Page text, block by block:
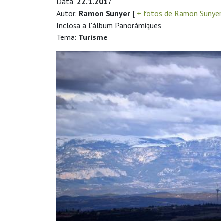
Autor: Ramon Sunyer [ + fotos de Ramon
Inclosa a l'àlbum Panoràmiques
Tema: Turisme